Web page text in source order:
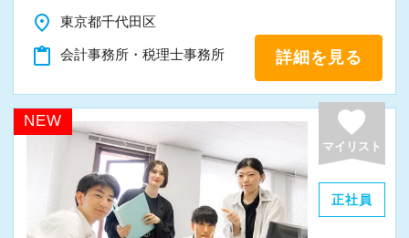
place 東京都千代田区
content_paste 会計事務所・税理士事務所 詳細を見る
NEW favorite
マイリスト
正社員